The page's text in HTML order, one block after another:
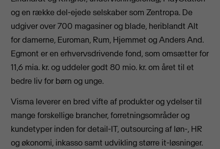
og en række del-ejede selskaber som Zentropa. De
udgiver over 700 magasiner og blade, heriblandt Alt
for damerne, Euroman, Rum, Hjemmet og Anders And.
Egmont er en erhvervsdrivende fond, som omsætter for
11,6 mia. kr. og uddeler godt 80 mio. kr. om året til et
bedre liv for børn og unge.
Visma leverer en bred vifte af produkter og ydelser til
mange forskellige brancher, forretningsområder og
kundetyper inden for detail-IT, outsourcing af løn-, HR
og økonomi, inkasso samt udvikling større it-løsninger.